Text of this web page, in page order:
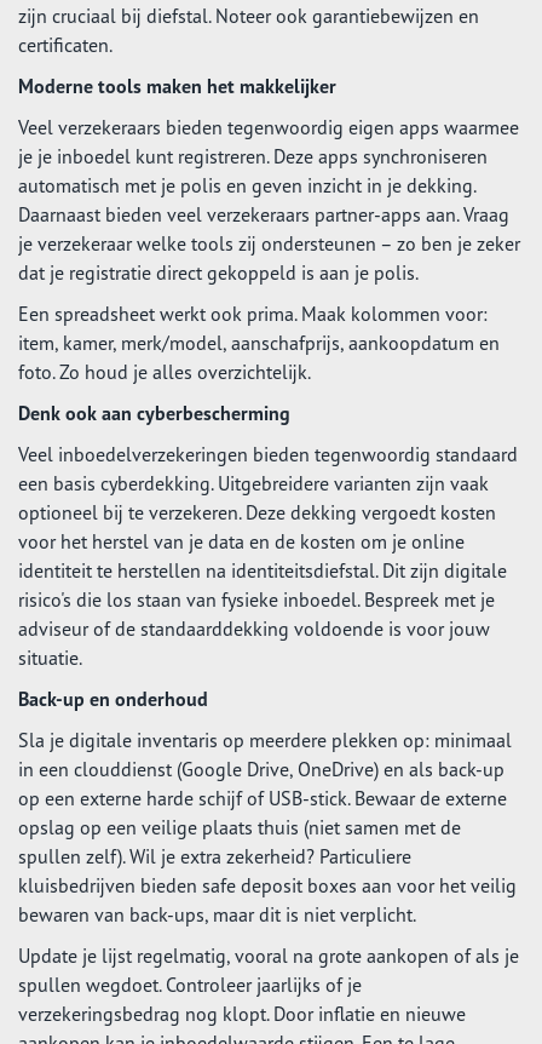
zijn cruciaal bij diefstal. Noteer ook garantiebewijzen en
certificaten.
Moderne tools maken het makkelijker
Veel verzekeraars bieden tegenwoordig eigen apps waarmee
je je inboedel kunt registreren. Deze apps synchroniseren
automatisch met je polis en geven inzicht in je dekking.
Daarnaast bieden veel verzekeraars partner-apps aan. Vraag
je verzekeraar welke tools zij ondersteunen – zo ben je zeker
dat je registratie direct gekoppeld is aan je polis.
Een spreadsheet werkt ook prima. Maak kolommen voor:
item, kamer, merk/model, aanschafprijs, aankoopdatum en
foto. Zo houd je alles overzichtelijk.
Denk ook aan cyberbescherming
Veel inboedelverzekeringen bieden tegenwoordig standaard
een basis cyberdekking. Uitgebreidere varianten zijn vaak
optioneel bij te verzekeren. Deze dekking vergoedt kosten
voor het herstel van je data en de kosten om je online
identiteit te herstellen na identiteitsdiefstal. Dit zijn digitale
risico's die los staan van fysieke inboedel. Bespreek met je
adviseur of de standaarddekking voldoende is voor jouw
situatie.
Back-up en onderhoud
Sla je digitale inventaris op meerdere plekken op: minimaal
in een clouddienst (Google Drive, OneDrive) en als back-up
op een externe harde schijf of USB-stick. Bewaar de externe
opslag op een veilige plaats thuis (niet samen met de
spullen zelf). Wil je extra zekerheid? Particuliere
kluisbedrijven bieden safe deposit boxes aan voor het veilig
bewaren van back-ups, maar dit is niet verplicht.
Update je lijst regelmatig, vooral na grote aankopen of als je
spullen wegdoet. Controleer jaarlijks of je
verzekeringsbedrag nog klopt. Door inflatie en nieuwe